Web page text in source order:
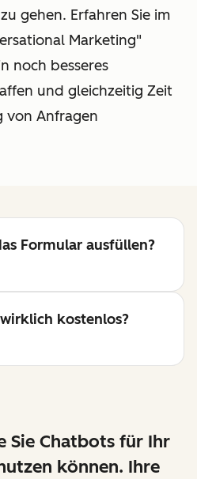
gehen. Erfahren Sie im
Marketing"
noch besseres
und gleichzeitig Zeit
von Anfragen
Formular ausfüllen?
kostenlos?
Sie Chatbots für Ihr
können. Ihre